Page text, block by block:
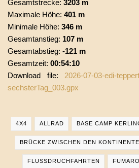
Gesamtstrecke: 3203 m
Maximale Höhe: 401 m
Minimale Höhe: 346 m
Gesamtanstieg: 107 m
Gesamtabstieg: -121 m
Gesamtzeit: 00:54:10
Download file: 2026-07-03-edi-
sechsterTag_003.gpx
4X4 ALLRAD BASE CAMP
BRÜCKE ZWISCHEN DEN
FLUSSDRUCHFAHRTEN